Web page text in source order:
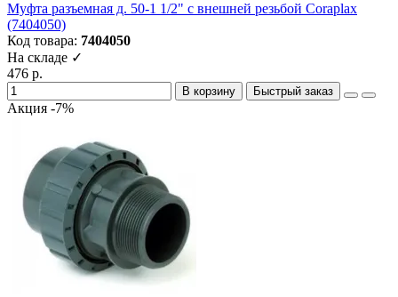
Муфта разъемная д. 50-1 1/2" с внешней резьбой Coraplax
(7404050)
Код товара: 7404050
На складе ✓
476 р.
В корзину Быстрый заказ
Акция -7%